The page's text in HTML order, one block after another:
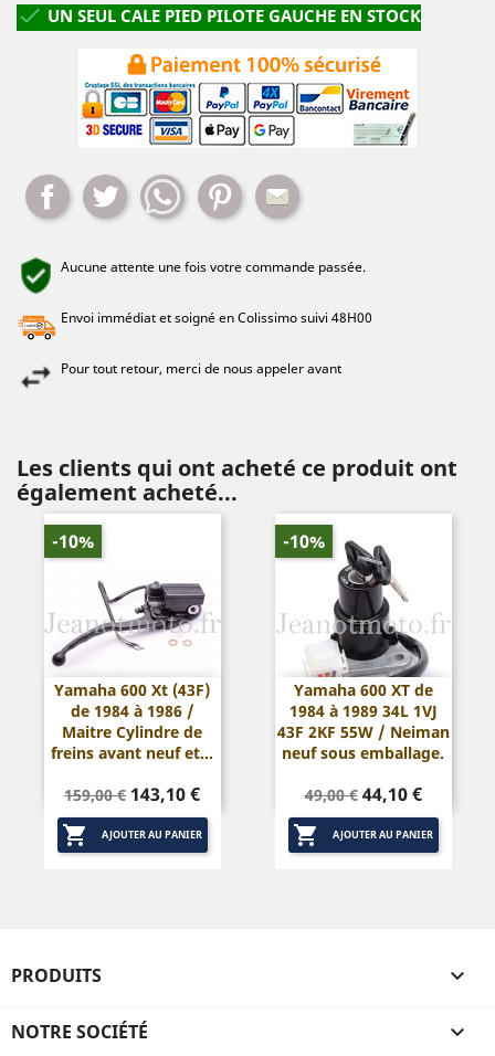
 UN SEUL CALE PIED PILOTE GAUCHE EN STOCK
Partager Tweet WhatsappPinterest
Aucune attente une fois votre commande passée.
Envoi immédiat et soigné en Colissimo suivi 48H00
Pour tout retour, merci de nous appeler avant
Les clients qui ont acheté ce produit ont
également acheté...
Yamaha 600 Xt (43F)
de 1984 à 1986 /
Maitre Cylindre de
freins avant neuf et...
Prix
de
base
159,00 € Prix
143,10 €
 AJOUTER AU PANIER
-10%
Yamaha 600 XT de
1984 à 1989 34L 1VJ
43F 2KF 55W / Neiman
neuf sous emballage.
Prix
de
base
49,00 € Prix
44,10 €
 AJOUTER AU PANIER
-10%
PRODUITS 
NOTRE SOCIÉTÉ 